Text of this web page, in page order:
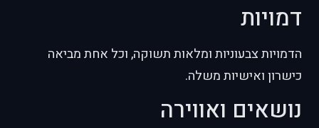
דמויות
הדמויות צבעוניות ומלאות תשוקה, וכל אחת מביאה
כישרון ואישיות משלה.
נושאים ואווירה